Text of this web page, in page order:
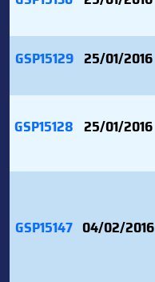
GSP15129 25/01/2016
GSP15128 25/01/2016
GSP15147 04/02/2016